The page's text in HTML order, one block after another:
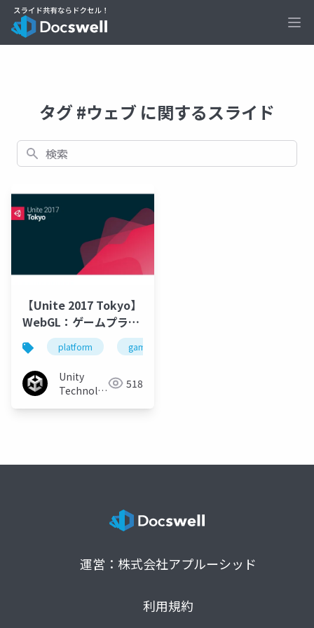
タグ #ウェブ に関するスライド
検索
【Unite 2017 Tokyo】
WebGL：ゲームプラッ
トフォームとしての
Webと現在と未来
platform game
Unity
Technologies 518
運営：株式会社アプルーシッド
利用規約